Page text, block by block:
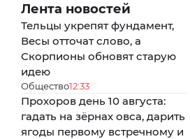
Лента новостей
Тельцы укрепят фундамент,
Весы отточат слово, а
Скорпионы обновят старую
идею
Общество12:33
Прохоров день 10 августа:
гадать на зёрнах овса, дарить
ягоды первому встречному и